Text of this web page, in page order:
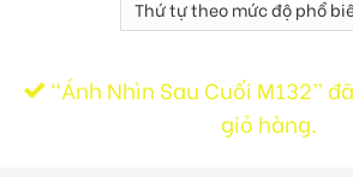
“Ánh Nhìn Sau Cuối M132”
giỏ hàng.